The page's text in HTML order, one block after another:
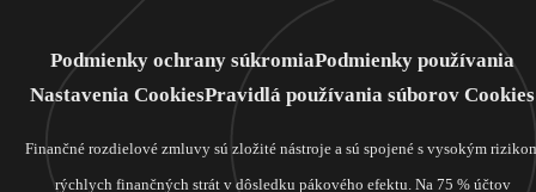
Podmienky ochrany súkromiaPodmienky používania
Nastavenia CookiesPravidlá používania súborov Cookies
Finančné rozdielové zmluvy sú zložité nástroje a sú spojené s vysokým
rýchlych finančných strát v dôsledku pákového efektu. Na 75 % účtov